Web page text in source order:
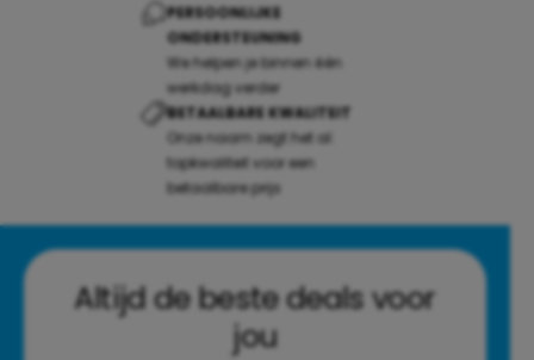
PERSOONLIJKE
ONDERSTEUNING
We helpen je binnen één
werkdag verder
BETAALBARE KWALITEIT
Onze naam zegt het al:
topkwaliteit voor een
betaalbare prijs
Altijd de beste deals voor
jou